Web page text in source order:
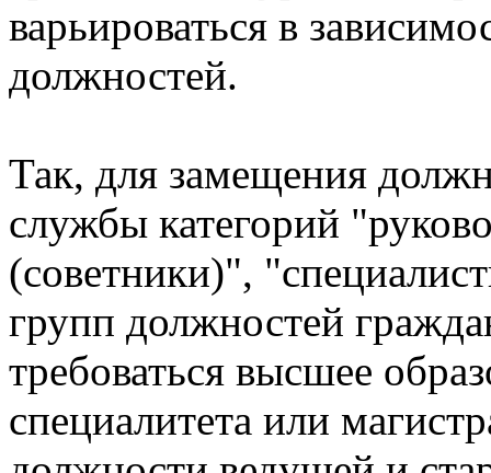
варьироваться в
должностей.
Так, для замещения
службы категорий
(советники)",
групп должностей
требоваться высшее
специалитета или